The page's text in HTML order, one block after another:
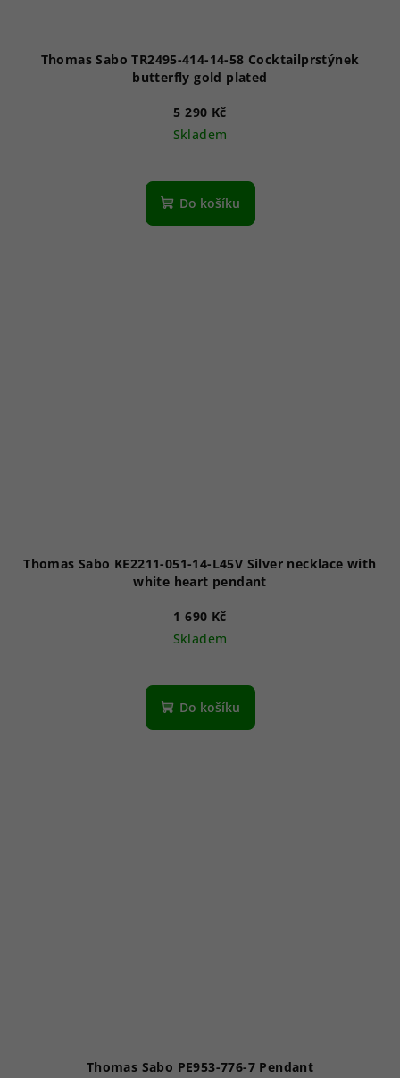
Thomas Sabo TR2495-414-14-58 Cocktailprstýnek
butterfly gold plated
5 290 Kč
Skladem
Do košíku
Thomas Sabo KE2211-051-14-L45V Silver necklace with
white heart pendant
1 690 Kč
Skladem
Do košíku
Thomas Sabo PE953-776-7 Pendant